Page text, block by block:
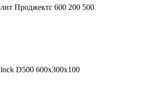
Проджектс 600 200 500
D500 600x300x100